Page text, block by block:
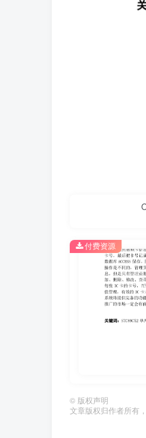
付费资源
© 版权声明
文章版权归作者所有